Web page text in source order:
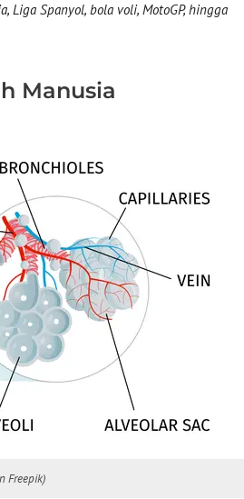
Liga Spanyol, bola voli, MotoGP, hingga
Manusia
Freepik)